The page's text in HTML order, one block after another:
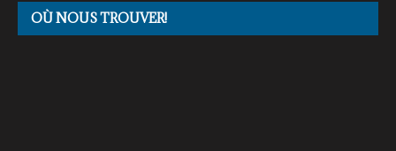
OÙ NOUS TROUVER!